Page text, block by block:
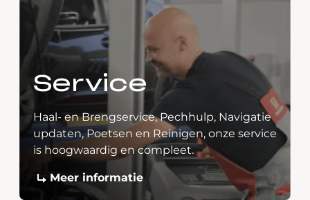
Service
Haal- en Brengservice, Pechhulp, Navigatie
updaten, Poetsen en Reinigen, onze service
is hoogwaardig en compleet.
Meer informatie